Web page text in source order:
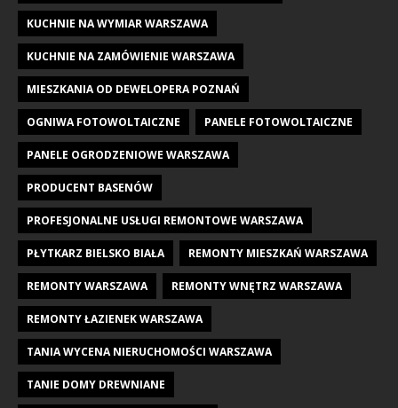
KUCHNIE NA WYMIAR WARSZAWA
KUCHNIE NA ZAMÓWIENIE WARSZAWA
MIESZKANIA OD DEWELOPERA POZNAŃ
OGNIWA FOTOWOLTAICZNE PANELE FOTOWOLTAICZNE
PANELE OGRODZENIOWE WARSZAWA
PRODUCENT BASENÓW
PROFESJONALNE USŁUGI REMONTOWE WARSZAWA
PŁYTKARZ BIELSKO BIAŁA REMONTY MIESZKAŃ WARSZAWA
REMONTY WARSZAWA REMONTY WNĘTRZ WARSZAWA
REMONTY ŁAZIENEK WARSZAWA
TANIA WYCENA NIERUCHOMOŚCI WARSZAWA
TANIE DOMY DREWNIANE